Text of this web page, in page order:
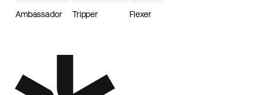
Ambassador Tripper Flexer